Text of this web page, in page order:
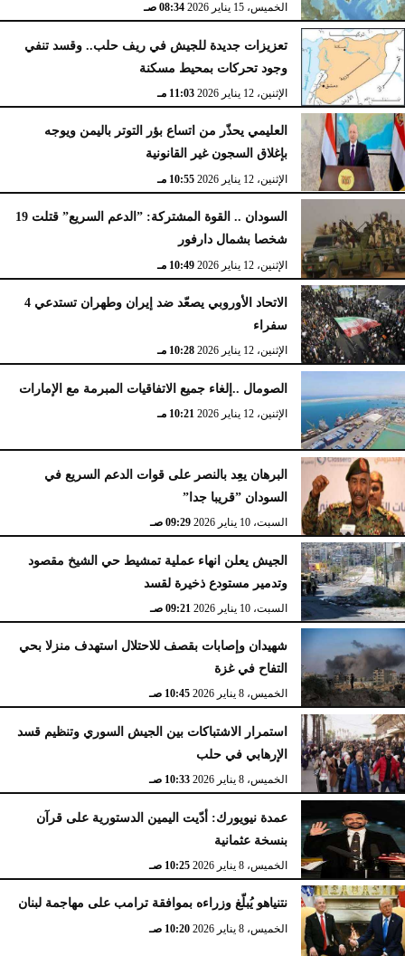
الخميس، 15 يناير 2026 08:34 صـ
تعزيزات جديدة للجيش في ريف حلب.. وقسد تنفي
وجود تحركات بمحيط مسكنة
الإثنين، 12 يناير 2026 11:03 مـ
العليمي يحذّر من اتساع بؤر التوتر باليمن ويوجه
بإغلاق السجون غير القانونية
الإثنين، 12 يناير 2026 10:55 مـ
السودان .. القوة المشتركة: ”الدعم السريع” قتلت 19
شخصا بشمال دارفور
الإثنين، 12 يناير 2026 10:49 مـ
الاتحاد الأوروبي يصعّد ضد إيران وطهران تستدعي 4
سفراء
الإثنين، 12 يناير 2026 10:28 مـ
الصومال ..إلغاء جميع الاتفاقيات المبرمة مع الإمارات
الإثنين، 12 يناير 2026 10:21 مـ
البرهان يعِد بالنصر على قوات الدعم السريع في
السودان ”قريبا جدا”
السبت، 10 يناير 2026 09:29 صـ
الجيش يعلن انهاء عملية تمشيط حي الشيخ مقصود
وتدمير مستودع ذخيرة لقسد
السبت، 10 يناير 2026 09:21 صـ
شهيدان وإصابات بقصف للاحتلال استهدف منزلا بحي
التفاح في غزة
الخميس، 8 يناير 2026 10:45 صـ
استمرار الاشتباكات بين الجيش السوري وتنظيم قسد
الإرهابي في حلب
الخميس، 8 يناير 2026 10:33 صـ
عمدة نيويورك: أدّيت اليمين الدستورية على قرآن
بنسخة عثمانية
الخميس، 8 يناير 2026 10:25 صـ
نتنياهو يُبلّغ وزراءه بموافقة ترامب على مهاجمة لبنان
الخميس، 8 يناير 2026 10:20 صـ